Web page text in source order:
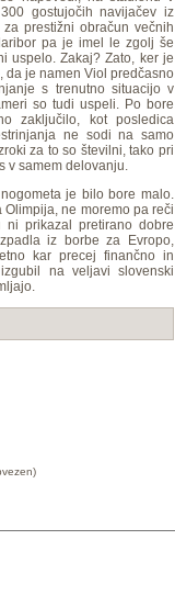
gostujočih navijačev iz
prestižni obračun večnih
pa je imel le zgolj še
uspelo. Zakaj? Zato, ker je
da je namen Viol predčasno
s trenutno situacijo v
so tudi uspeli. Po bore
zaključilo, kot posledica
ne sodi na samo
za to so številni, tako pri
v samem delovanju.
je bilo bore malo.
ne moremo pa reči
prikazal pretirano dobre
iz borbe za Evropo,
kar precej finančno in
na veljavi slovenski